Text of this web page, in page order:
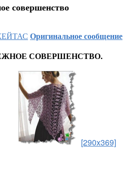
совершенство
Оригинальное сообщение
СОВЕРШЕНСТВО.
[290x369]